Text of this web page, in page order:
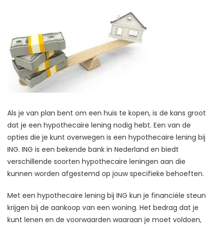
Als je van plan bent om een huis te kopen, is de kans groot
dat je een hypothecaire lening nodig hebt. Een van de
opties die je kunt overwegen is een hypothecaire lening bij
ING. ING is een bekende bank in Nederland en biedt
verschillende soorten hypothecaire leningen aan die
kunnen worden afgestemd op jouw specifieke behoeften.
Met een hypothecaire lening bij ING kun je financiële steun
krijgen bij de aankoop van een woning. Het bedrag dat je
kunt lenen en de voorwaarden waaraan je moet voldoen,